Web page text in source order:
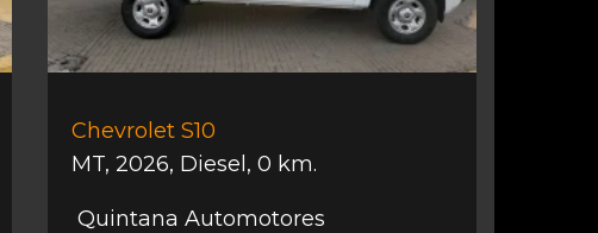
Chevrolet S10
MT, 2026, Diesel , 0 km.
Quintana Automotores